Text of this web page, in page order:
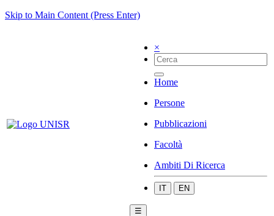
Skip to Main Content (Press Enter)
×
Home
Persone
Pubblicazioni
Facoltà
Ambiti Di Ricerca
IT EN
☰